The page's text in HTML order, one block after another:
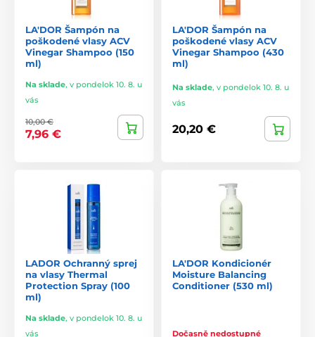
LA'DOR Šampón na
poškodené vlasy ACV
Vinegar Shampoo (150
ml)
Na sklade, v pondelok 10. 8. u
vás
10,00 €
7,96 €
LA'DOR Šampón na
poškodené vlasy ACV
Vinegar Shampoo (430
ml)
Na sklade, v pondelok 10. 8. u
vás
20,20 €
LADOR Ochranný sprej
na vlasy Thermal
Protection Spray (100
ml)
Na sklade, v pondelok 10. 8. u
vás
LA'DOR Kondicionér
Moisture Balancing
Conditioner (530 ml)
Dočasně nedostupné